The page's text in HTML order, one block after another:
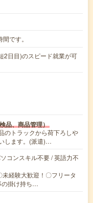
です。
2日目)のスピード就業が可
品、商品管理）
のトラックから荷下ろしや
します。(派遣)…
コンスキル不要 / 英語力不
未経験大歓迎！〇フリータ
掛け持ち…